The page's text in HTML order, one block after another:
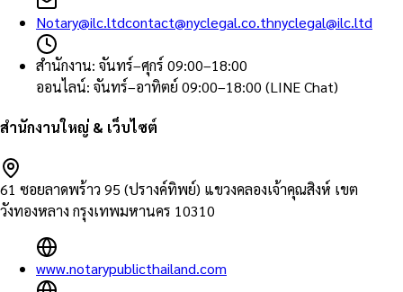
Notary@ilc.ltdcontact@nyclegal.co.thnyclegal@ilc.ltd
สำนักงาน: จันทร์–ศุกร์ 09:00–18:00
ออนไลน์: จันทร์–อาทิตย์ 09:00–18:00 (LINE Chat)
สำนักงานใหญ่ & เว็บไซต์
61 ซอยลาดพร้าว 95 (ปรางค์ทิพย์) แขวงคลองเจ้าคุณสิงห์ เขต
วังทองหลาง กรุงเทพมหานคร 10310
www.notarypublicthailand.com